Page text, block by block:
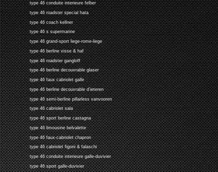
type 46 conduite interieure felber
type 46 roadster special hata
type 46 coach kellner
type 46 s supermarine
type 46 grand-sport liege-rome-liege
type 46 berline visse & haf
type 46 roadster gangloff
type 46 berline decouvrable glaser
type 46 faux cabriolet galle
type 46 berline decouvrable d'ieteren
type 46 semi-berline pillarless vanvooren
type 46 cabriolet sala
type 46 sport berline castagna
type 46 limousine belvalette
type 46 faux-cabriolet chapron
type 46 cabriolet figoni & falaschi
type 46 conduite interieure galle-duvivier
type 46 sport galle-duvivier